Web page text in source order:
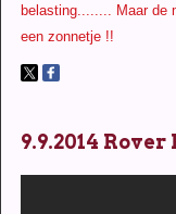
belasting........ Maar de
een zonnetje !!
9.9.2014